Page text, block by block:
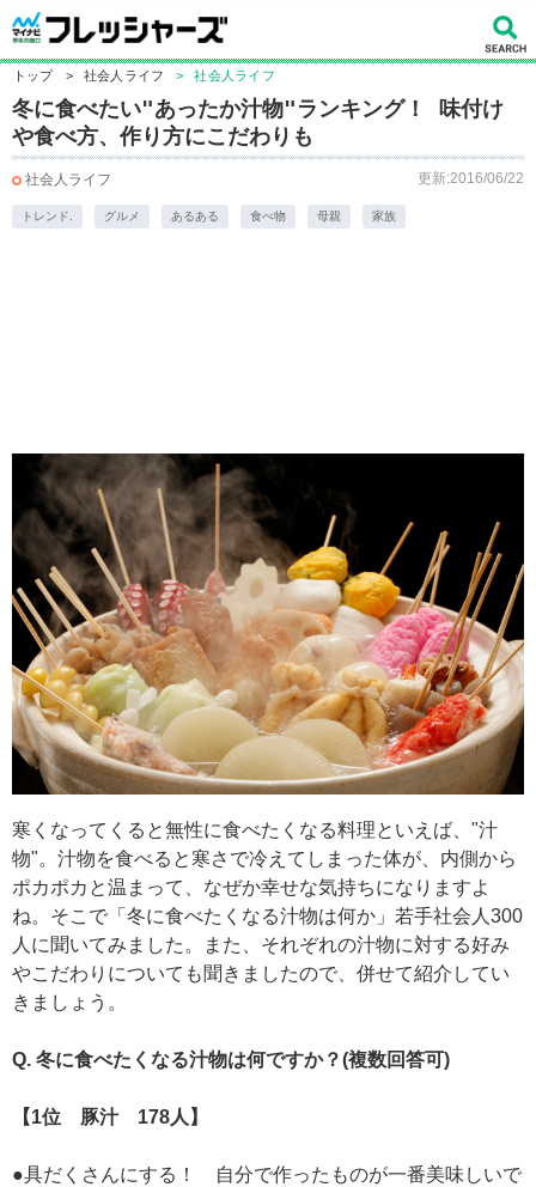
トップ > 社会人ライフ > 社会人ライフ
冬に食べたい"あったか汁物"ランキング！ 味付け
や食べ方、作り方にこだわりも
社会人ライフ 更新:2016/06/22
トレンド. グルメ あるある 食べ物 母親 家族
寒くなってくると無性に食べたくなる料理といえば、"汁
物"。汁物を食べると寒さで冷えてしまった体が、内側から
ポカポカと温まって、なぜか幸せな気持ちになりますよ
ね。そこで「冬に食べたくなる汁物は何か」若手社会人300
人に聞いてみました。また、それぞれの汁物に対する好み
やこだわりについても聞きましたので、併せて紹介してい
きましょう。
Q. 冬に食べたくなる汁物は何ですか？(複数回答可)
【1位 豚汁 178人】
●具だくさんにする！ 自分で作ったものが一番美味しいで